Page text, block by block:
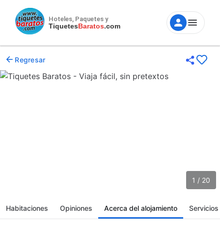
Hoteles, Paquetes y
TiquetesBaratos.com
Regresar
1 / 20
Habitaciones Opiniones Acerca del alojamiento Servicios